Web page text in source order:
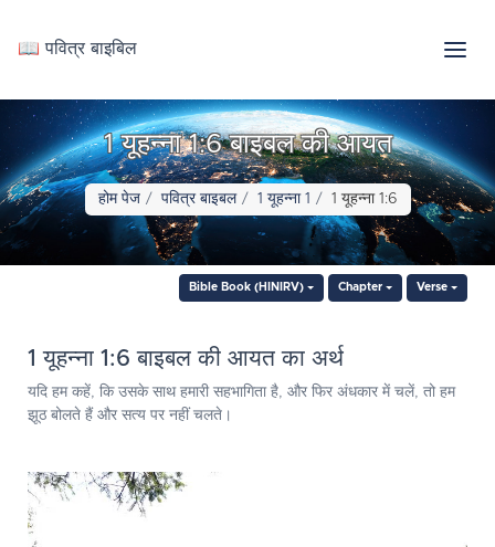
📖 पवित्र बाइबिल
1 यूहन्ना 1:6 बाइबल की आयत
होम पेज पवित्र बाइबल 1 यूहन्ना 1 1 यूहन्ना 1:6
Bible Book (HINIRV) Chapter Verse
1 यूहन्ना 1:6 बाइबल की आयत का अर्थ
यदि हम कहें, कि उसके साथ हमारी सहभागिता है, और फिर अंधकार में चलें, तो हम
झूठ बोलते हैं और सत्य पर नहीं चलते।